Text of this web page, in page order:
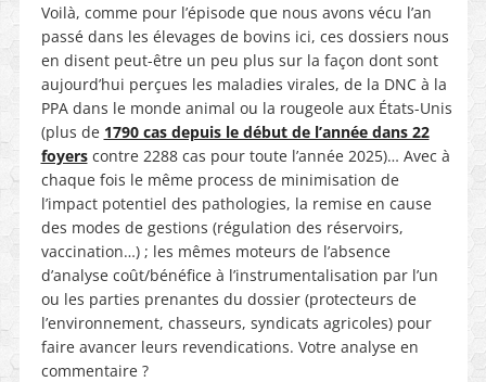
Voilà, comme pour l’épisode que nous avons vécu l’an
passé dans les élevages de bovins ici, ces dossiers nous
en disent peut-être un peu plus sur la façon dont sont
aujourd’hui perçues les maladies virales, de la DNC à la
PPA dans le monde animal ou la rougeole aux États-Unis
(plus de 1790 cas depuis le début de l’année dans 22
foyerscontre 2288 cas pour toute l’année 2025)… Avec à
chaque fois le même process de minimisation de
l’impact potentiel des pathologies, la remise en cause
des modes de gestions (régulation des réservoirs,
vaccination…) ; les mêmes moteurs de l’absence
d’analyse coût/bénéfice à l’instrumentalisation par l’un
ou les parties prenantes du dossier (protecteurs de
l’environnement, chasseurs, syndicats agricoles) pour
faire avancer leurs revendications. Votre analyse en
commentaire ?